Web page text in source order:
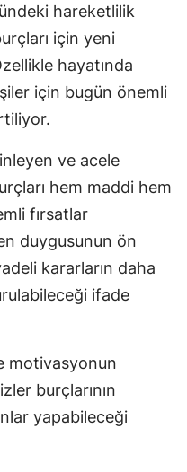
hareketlilik
için yeni
hayatında
için bugün önemli
ve acele
hem maddi hem
fırsatlar
duygusunun ön
kararların daha
ifade
motivasyonun
burçlarının
yapabileceği